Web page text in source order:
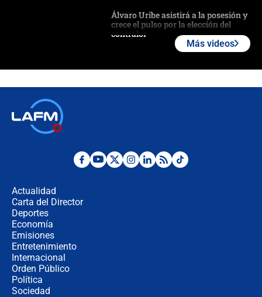
Álvaro Uribe asistirá a la posesión y
crece el pulso por la elección del
contralor
Juan Lozano - 6 de agosto de 2026
Estratega de Abelardo de la Espriella
Más videos
Actualidad
Carta del Director
Deportes
Economía
Emisiones
Entretenimiento
Internacional
Orden Público
Política
Sociedad